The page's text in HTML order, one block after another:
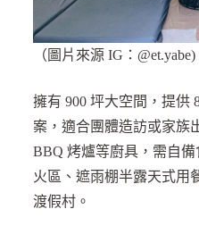
（圖片來源 IG：@et.yabe)
擁有 900 坪大空間，提供
案，適合團體造訪或家族
BBQ 烤爐等廚具，需自
火區、遮雨棚半露天式用
渡假村。